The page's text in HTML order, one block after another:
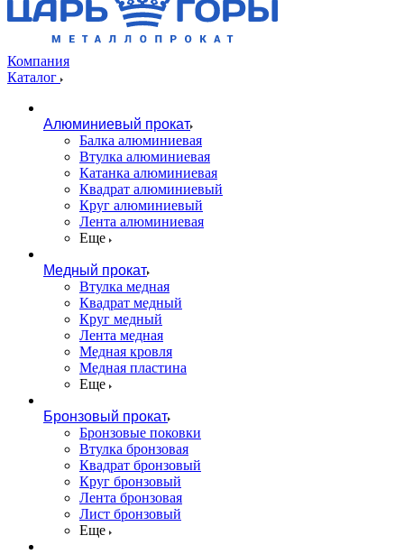
Компания
Каталог
Алюминиевый прокат
Балка алюминиевая
Втулка алюминиевая
Катанка алюминиевая
Квадрат алюминиевый
Круг алюминиевый
Лента алюминиевая
Еще
Медный прокат
Втулка медная
Квадрат медный
Круг медный
Лента медная
Медная кровля
Медная пластина
Еще
Бронзовый прокат
Бронзовые поковки
Втулка бронзовая
Квадрат бронзовый
Круг бронзовый
Лента бронзовая
Лист бронзовый
Еще